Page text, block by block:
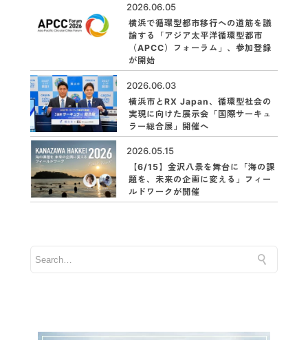
2026.06.05
横浜で循環型都市移行への道筋を議
論する「アジア太平洋循環型都市
（APCC）フォーラム」、参加登録
が開始
2026.06.03
横浜市とRX Japan、循環型社会の
実現に向けた展示会「国際サーキュ
ラー総合展」開催へ
2026.05.15
【6/15】金沢八景を舞台に「海の課
題を、未来の企画に変える」フィー
ルドワークが開催